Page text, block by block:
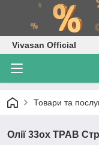
Vivasan Official
Товари та
Олії 33ох ТРАВ